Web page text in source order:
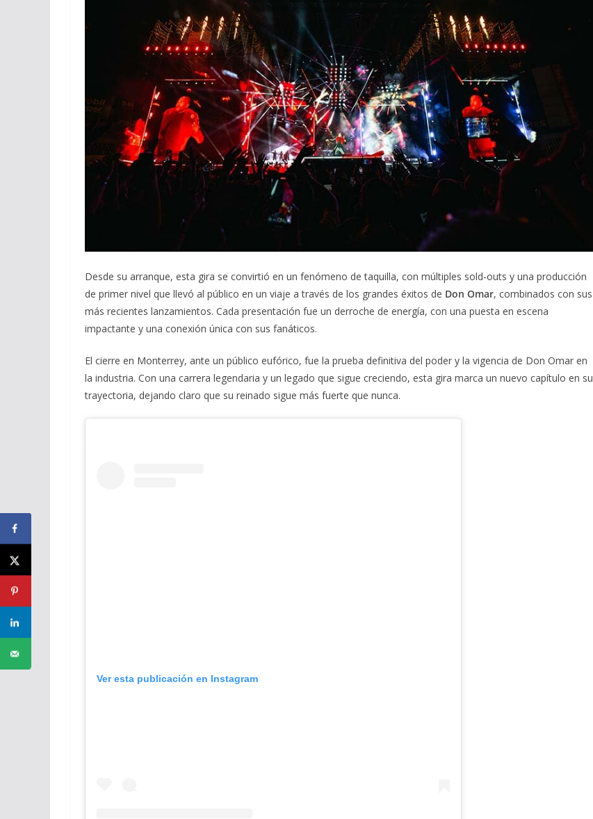
Desde su arranque, esta gira se convirtió en un fenómeno de taquilla, con múltiples sold-outs y una producción
de primer nivel que llevó al público en un viaje a través de los grandes éxitos de Don Omar, combinados con sus
más recientes lanzamientos. Cada presentación fue un derroche de energía, con una puesta en escena
impactante y una conexión única con sus fanáticos.
El cierre en Monterrey, ante un público eufórico, fue la prueba definitiva del poder y la vigencia de Don Omar en
la industria. Con una carrera legendaria y un legado que sigue creciendo, esta gira marca un nuevo capítulo en su
trayectoria, dejando claro que su reinado sigue más fuerte que nunca.
Ver esta publicación en Instagram